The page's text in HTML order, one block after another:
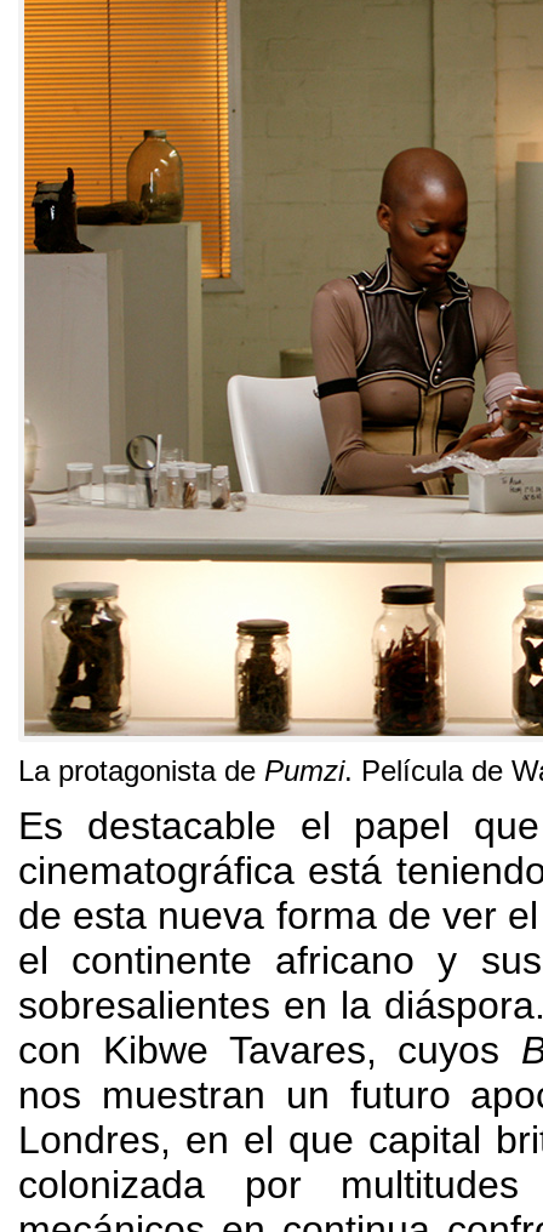
La protagonista de Pumzi. Película de
Es destacable el papel
cinematográfica está
de esta nueva forma de ver
el continente africano y
sobresalientes en la diáspora
con Kibwe Tavares, cuyos
nos muestran un futuro
Londres, en el que capital
colonizada por